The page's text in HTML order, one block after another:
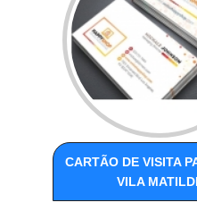
CARTÃO DE VISITA
VILA